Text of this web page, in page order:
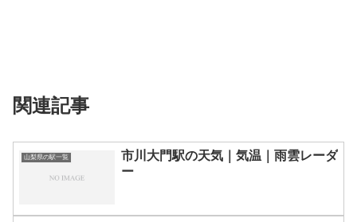
関連記事
山梨県の駅一覧
市川大門駅の天気｜気温｜雨雲レーダ
ー